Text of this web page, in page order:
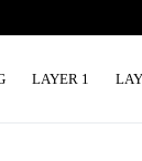
LAYER 1